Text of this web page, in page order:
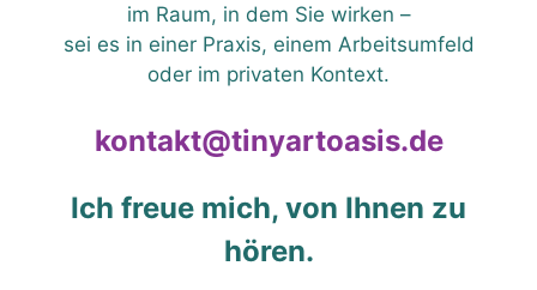
im Raum, in dem Sie wirken –
sei es in einer Praxis, einem Arbeitsumfeld
oder im privaten Kontext.
kontakt@tinyartoasis.de
Ich freue mich, von Ihnen zu
hören.